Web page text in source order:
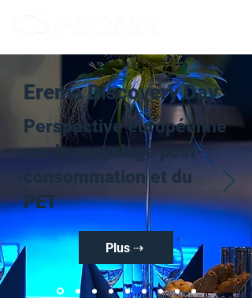
Erema Discovery Day
Perspective européenne
sur le recyclage post-
consommation et du
PET
Plus ⇢